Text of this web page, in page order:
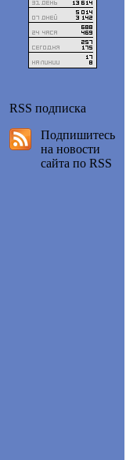
RSS подписка
Подпишитесь
на новости
сайта по RSS